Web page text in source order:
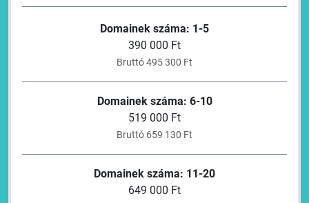
Domainek száma: 1-5
390 000 Ft
Bruttó 495 300 Ft
Domainek száma: 6-10
519 000 Ft
Bruttó 659 130 Ft
Domainek száma: 11-20
649 000 Ft